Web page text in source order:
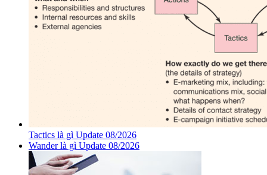
Tactics là gì Update 08/2026
Wander là gì Update 08/2026